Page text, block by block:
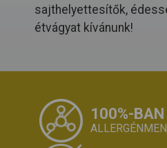
sajthelyettesítők,
étvágyat kívánunk!
100%-BAN